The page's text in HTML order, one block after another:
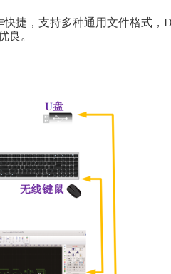
捷，支持多种通用文件格式，
良。